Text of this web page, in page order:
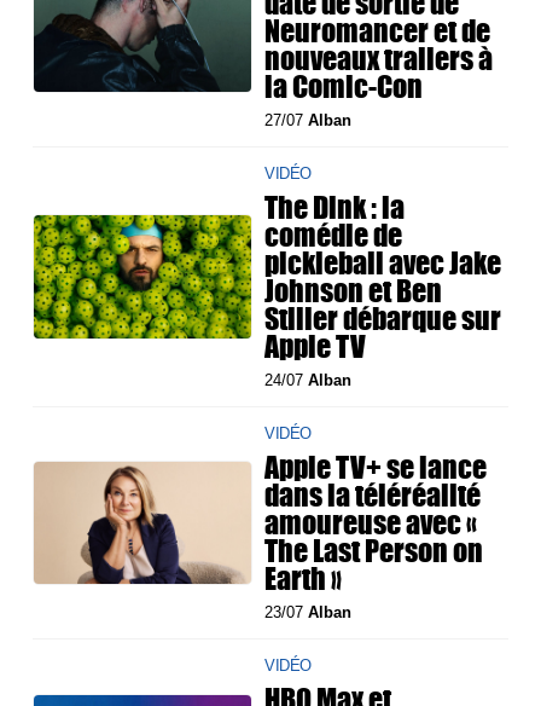
Neuromancer et de
nouveaux trailers à
la Comic-Con
27/07Alban
VIDÉO
The Dink : la
comédie de
pickleball avec Jake
Johnson et Ben
Stiller débarque sur
Apple TV
24/07Alban
VIDÉO
Apple TV+ se lance
dans la téléréalité
amoureuse avec «
The Last Person on
Earth »
23/07Alban
VIDÉO